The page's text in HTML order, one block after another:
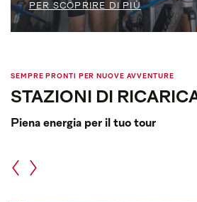
PER SCOPRIRE DI PIÙ
SEMPRE PRONTI PER NUOVE AVVENTURE
STAZIONI DI
Piena energia per il tuo tour